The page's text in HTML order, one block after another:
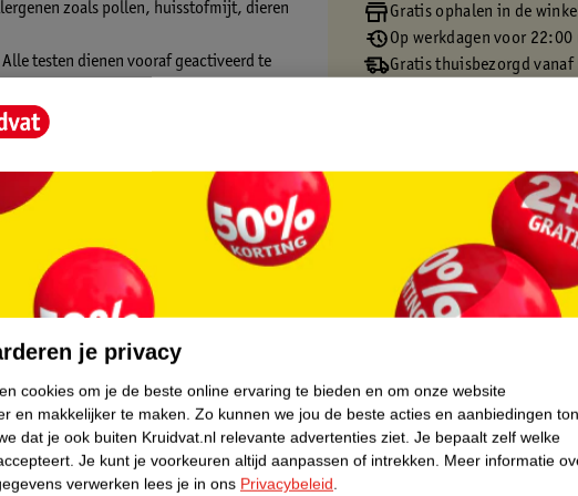
zoals pollen, huisstofmijt, dieren
testen dienen vooraf geactiveerd te
in de bijgeleverde retourenvelop. In het
Je ontvangt een uitgebreid resultaat
voor een officiële diagnose is altijd
Gratis ophalen in de
Op werkdagen voor
Gratis thuisbezorgd
Gratis retourneren binnen
Gratis punten met je
je privacy
cookies om je de beste online ervaring te bieden en om onze website
en makkelijker te maken. Zo kunnen we jou de beste acties en aanbiedingen
dat je ook buiten Kruidvat.nl relevante advertenties ziet. Je bepaalt zelf welke
Je kunt je voorkeuren altijd aanpassen of intrekken. Meer informatie
verwerken lees je in ons Privacybeleid.